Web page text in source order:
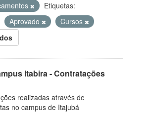
Etiquetas:
Aprovado
Cursos
Itabira - Contratações
realizadas através de
no campus de Itajubá